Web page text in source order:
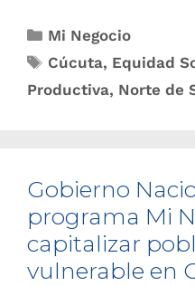
Mi Negocio
Cúcuta, Equidad
Productiva, Norte de
Gobierno
programa Mi
capitalizar
vulnerable en